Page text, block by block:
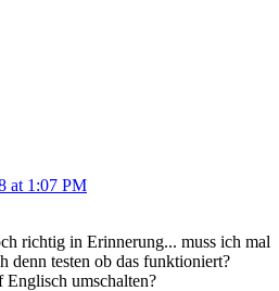
at 1:07 PM
richtig in Erinnerung... muss ich mal
denn testen ob das funktioniert?
umschalten?